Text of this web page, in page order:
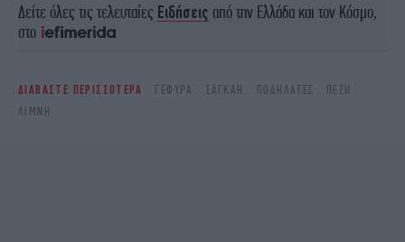
Δείτε όλες τις τελευταίες Ειδήσεις από την Ελλάδα και τον Κόσμο,
στο
ΔΙΑΒΑΣΤΕ ΠΕΡΙΣΣΟΤΕΡΑ ΓΈΦΥΡΑ ΣΑΓΚΆΗ ΠΟΔΗΛΆΤΕΣ
ΠΕΖΉ
ΛΊΜΝΗ